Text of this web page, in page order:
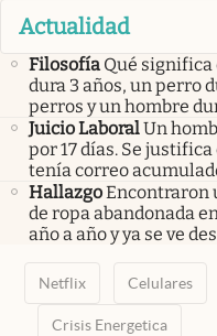
Actualidad
Filosofía Qué significa
dura 3 años, un perro
perros y un hombre
Juicio LaboralUn
por 17 días. Se
tenía correo
HallazgoEncontraron
de ropa abandonada
año a año y ya se ve
Netflix Celulares
Crisis Energetica